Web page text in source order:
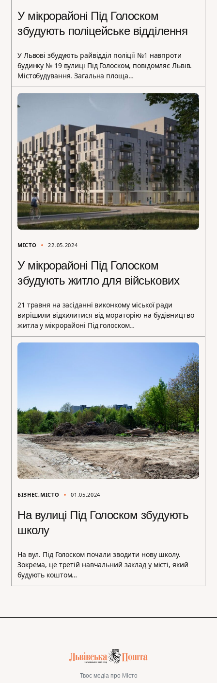
У мікрорайоні Під Голоском
збудують поліцейське відділення
У Львові збудують райвідділ поліції №1 навпроти
будинку № 19 вулиці Під Голоском, повідомляє Львів.
Містобудування. Загальна площа…
МІСТО 22.05.2024
У мікрорайоні Під Голоском
збудують житло для військових
21 травня на засіданні виконкому міської ради
вирішили відхилитися від мораторію на будівництво
житла у мікрорайоні Під голоском…
БІЗНЕС МІСТО 01.05.2024
На вулиці Під Голоском збудують
школу
На вул. Під Голоском почали зводити нову школу.
Зокрема, це третій навчальний заклад у місті, який
будують коштом…
Твоє медіа про Місто